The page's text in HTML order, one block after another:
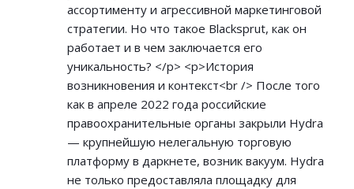
ассортименту и агрессивной маркетинговой
стратегии. Но что такое Blacksprut, как он
работает и в чем заключается его
уникальность? </p> <p>История
возникновения и контекст<br /> После того
как в апреле 2022 года российские
правоохранительные органы закрыли Hydra
— крупнейшую нелегальную торговую
платформу в даркнете, возник вакуум. Hydra
не только предоставляла площадку для